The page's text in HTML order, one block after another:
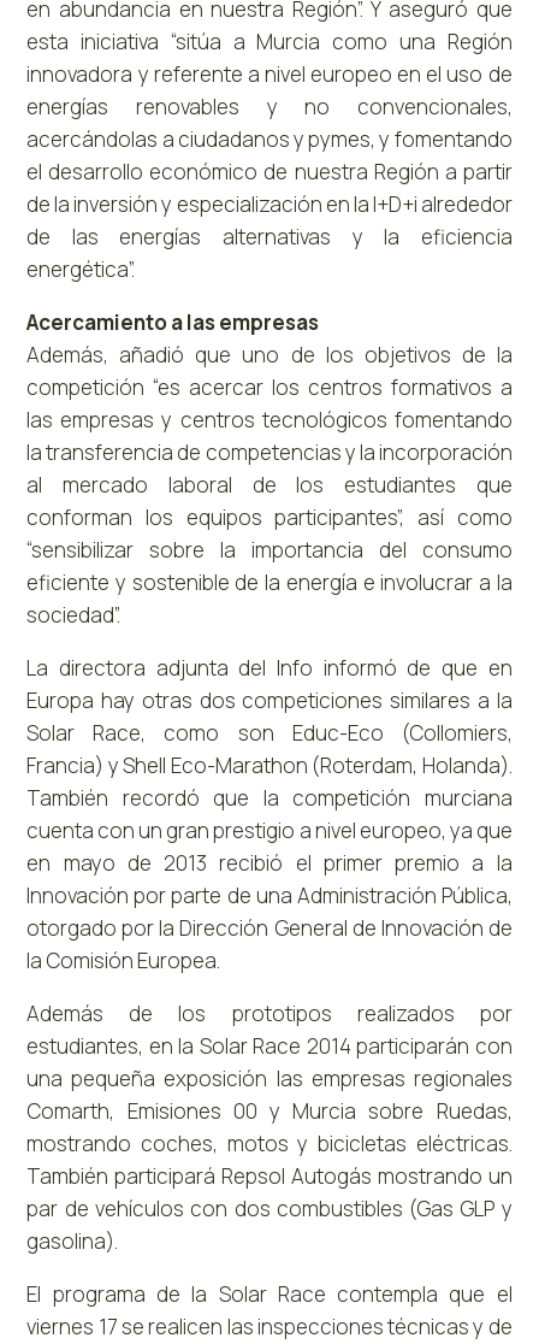
en abundancia en nuestra Región”. Y aseguró que
esta iniciativa “sitúa a Murcia como una Región
innovadora y referente a nivel europeo en el uso de
energías renovables y no convencionales,
acercándolas a ciudadanos y pymes, y fomentando
el desarrollo económico de nuestra Región a partir
de la inversión y especialización en la I+D+i alrededor
de las energías alternativas y la eficiencia
energética”.
Acercamiento a las empresas
Además, añadió que uno de los objetivos de la
competición “es acercar los centros formativos a
las empresas y centros tecnológicos fomentando
la transferencia de competencias y la incorporación
al mercado laboral de los estudiantes que
conforman los equipos participantes”, así como
“sensibilizar sobre la importancia del consumo
eficiente y sostenible de la energía e involucrar a la
sociedad”.
La directora adjunta del Info informó de que en
Europa hay otras dos competiciones similares a la
Solar Race, como son Educ-Eco (Collomiers,
Francia) y Shell Eco-Marathon (Roterdam, Holanda).
También recordó que la competición murciana
cuenta con un gran prestigio a nivel europeo, ya que
en mayo de 2013 recibió el primer premio a la
Innovación por parte de una Administración Pública,
otorgado por la Dirección General de Innovación de
la Comisión Europea.
Además de los prototipos realizados por
estudiantes, en la Solar Race 2014 participarán con
una pequeña exposición las empresas regionales
Comarth, Emisiones 00 y Murcia sobre Ruedas,
mostrando coches, motos y bicicletas eléctricas.
También participará Repsol Autogás mostrando un
par de vehículos con dos combustibles (Gas GLP y
gasolina).
El programa de la Solar Race contempla que el
viernes 17 se realicen las inspecciones técnicas y de